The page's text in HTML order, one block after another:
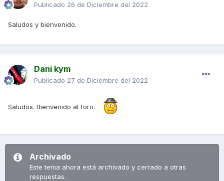
Publicado 26 de Diciembre del 2022
Saludos y bienvenido.
Dani kym
Publicado 27 de Diciembre del 2022
Saludos. Bienvenido al foro.
Archivado
Este tema ahora está archivado y cerrado a otras
respuestas.